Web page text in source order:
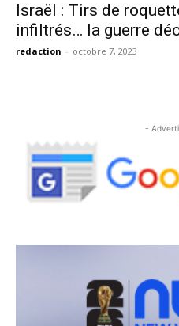
Israël : Tirs de
infiltrés… la guerre
redaction - octobre 7, 2023
-